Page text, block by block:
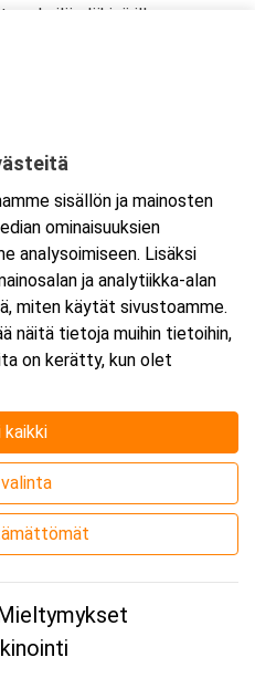
yksilön lähipiirille,
Valimotie 21 / 00380 Helsinki
sisällön ja mainosten
ominaisuuksien
analysoimiseen. Lisäksi
ja analytiikka-alan
miten käytät sivustoamme.
näitä tietoja muihin tietoihin,
on kerätty, kun olet
kaikki